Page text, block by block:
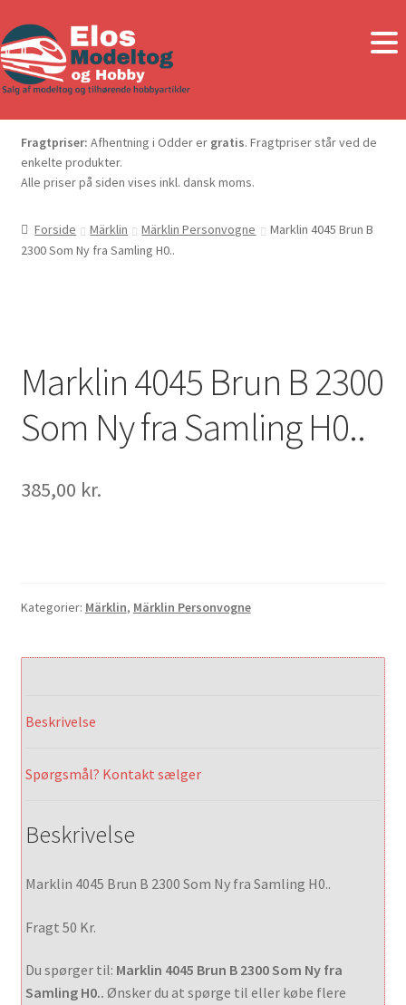
Fragtpriser: Afhentning i Odder er gratis. Fragtpriser står ved de
enkelte produkter.
Alle priser på siden vises inkl. dansk moms.
Forside Märklin Märklin Personvogne
Marklin 4045 Brun B
2300 Som Ny fra Samling H0..
Marklin 4045 Brun B 2300
Som Ny fra Samling H0..
385,00 kr.
Kategorier: Märklin, Märklin Personvogne
Beskrivelse
Spørgsmål? Kontakt sælger
Beskrivelse
Marklin 4045 Brun B 2300 Som Ny fra Samling H0..
Fragt 50 Kr.
Du spørger til: Marklin 4045 Brun B 2300 Som Ny fra
Samling H0.. Ønsker du at spørge til eller købe flere